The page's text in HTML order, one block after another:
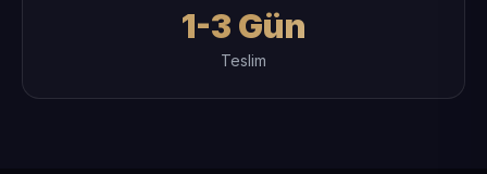
1-3 Gün
Teslim